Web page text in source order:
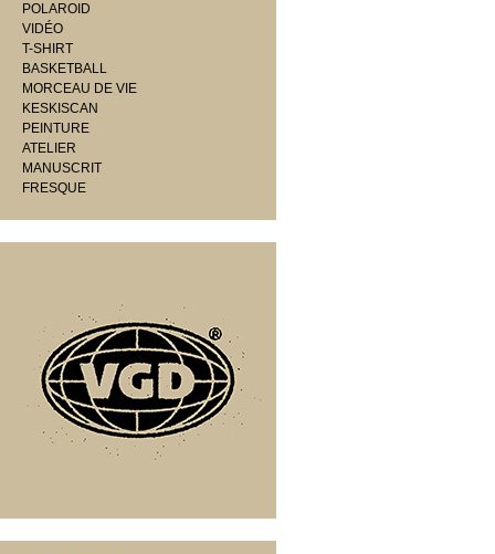
POLAROID
VIDÉO
T-SHIRT
BASKETBALL
MORCEAU DE VIE
KESKISCAN
PEINTURE
ATELIER
MANUSCRIT
FRESQUE